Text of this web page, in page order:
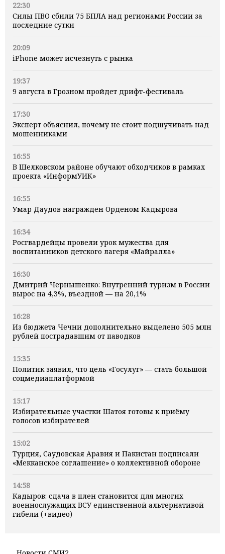
22:30
Силы ПВО сбили 75 БПЛА над регионами России за
последние сутки
20:09
iPhone может исчезнуть с рынка
19:37
9 августа в Грозном пройдет дрифт-фестиваль
17:30
Эксперт объяснил, почему не стоит подшучивать над
мошенниками
16:55
В Шелковском районе обучают обходчиков в рамках
проекта «ИнформУИК»
16:55
Умар Даудов награжден Орденом Кадырова
16:34
Росгвардейцы провели урок мужества для
воспитанников детского лагеря «Майралла»
16:30
Дмитрий Чернышенко: Внутренний туризм в России
вырос на 4,3%, въездной — на 20,1%
16:28
Из бюджета Чечни дополнительно выделено 505 млн
рублей пострадавшим от паводков
15:35
Политик заявил, что цель «Госулуг» — стать большой
соцмедиаплатформой
15:17
Избирательные участки Шатоя готовы к приёму
голосов избирателей
15:02
Турция, Саудовская Аравия и Пакистан подписали
«Мекканское соглашение» о коллективной обороне
14:58
Кадыров: сдача в плен становится для многих
военнослужащих ВСУ единственной альтернативой
гибели (+видео)